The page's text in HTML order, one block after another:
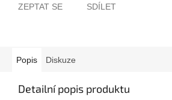
ZEPTAT SE SDÍLET
Popis Diskuze
Detailní popis produktu